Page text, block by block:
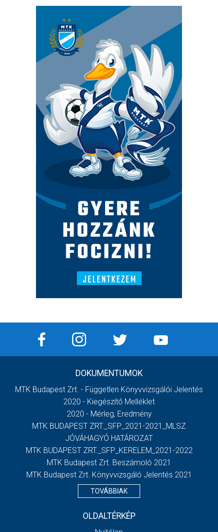
DOKUMENTUMOK
MTK Budapest Zrt. - Független Könyvvizsgálói Jelentés
2020 - Kiegészítő Melléklet
2020 - Mérleg, Eredmény
MTK BUDAPEST ZRT._SFP_2021-2021_MLSZ
JÓVÁHAGYÓ HATÁROZAT
MTK BUDAPEST ZRT._SFP_KERELEM_2021-2022
MTK Budapest Zrt. Beszámoló 2021
MTK Budapest Zrt. Könyvvizsgáló Jelentés 2021
TOVÁBBIAK
OLDALTÉRKÉP